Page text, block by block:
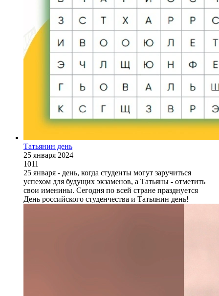
Татьянин день
25 января 2024
1011
25 января - день, когда студенты могут заручиться
успехом для будущих экзаменов, а Татьяны - отметить
свои именины. Сегодня по всей стране празднуется
День российского студенчества и Татьянин день!